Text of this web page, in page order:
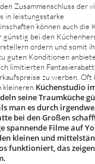
den Zusammenschluss der
in leistungsstarke
können auch die
bei den
ordern und somit
guten Konditionen
limitierten
zu werben. Oft
kleineren Küchenstudio
seine Traumküche
man es durch
bei den Großen
spannende Filme auf
kleinen und
funktioniert, das